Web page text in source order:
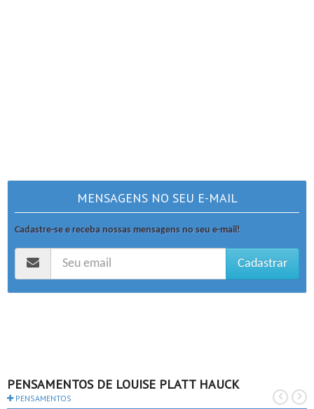
MENSAGENS NO SEU E-MAIL
Cadastre-se e receba nossas mensagens no seu e-mail!
Cadastrar
PENSAMENTOS DE LOUISE PLATT HAUCK
PENSAMENTOS